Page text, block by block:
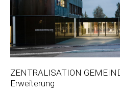
ZENTRALISATION
Erweiterung